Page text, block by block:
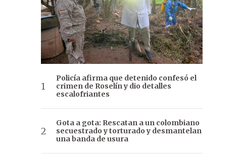
Policía afirma que detenido confesó el
crimen de Roselín y dio detalles
escalofriantes
Gota a gota: Rescatan a un colombiano
secuestrado y torturado y desmantelan
una banda de usura